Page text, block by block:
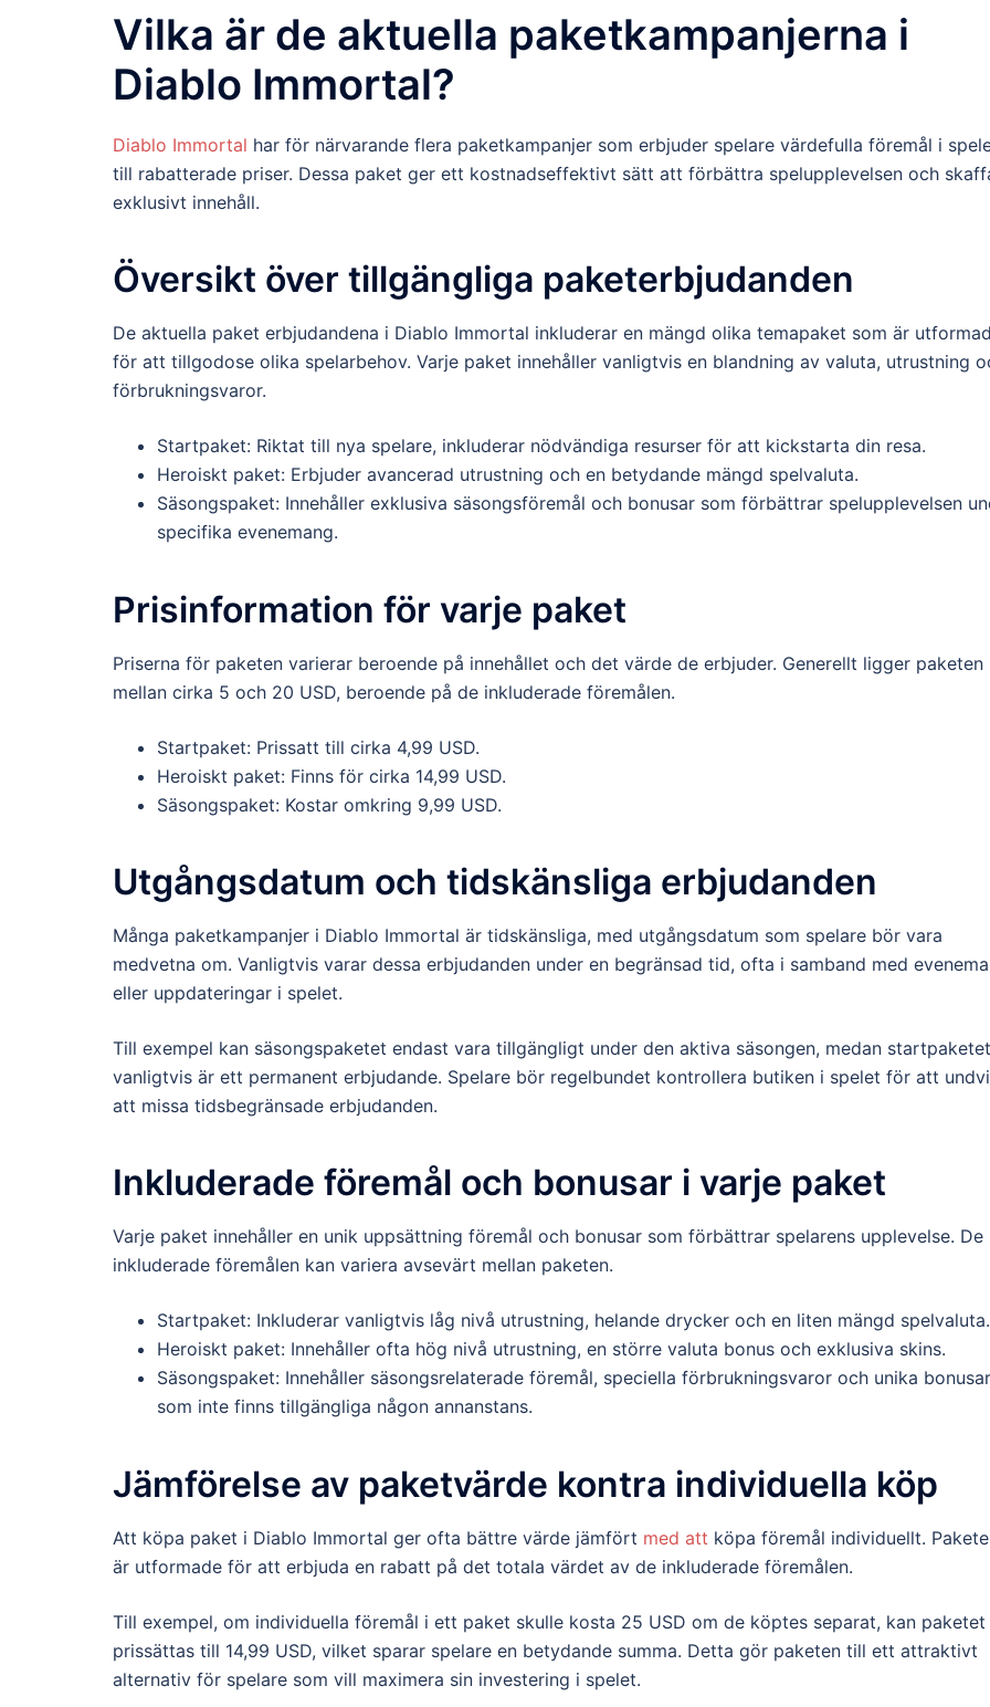
Vilka är de aktuella paketkampanjerna i
Diablo Immortal?
Diablo Immortal har för närvarande flera paketkampanjer som erbjuder spelare värdefulla föremål i
till rabatterade priser. Dessa paket ger ett kostnadseffektivt sätt att förbättra spelupplevelsen och
exklusivt innehåll.
Översikt över tillgängliga paketerbjudanden
De aktuella paket erbjudandena i Diablo Immortal inkluderar en mängd olika temapaket som är
för att tillgodose olika spelarbehov. Varje paket innehåller vanligtvis en blandning av valuta, utrustning
förbrukningsvaror.
Startpaket: Riktat till nya spelare, inkluderar nödvändiga resurser för att kickstarta din resa.
Heroiskt paket: Erbjuder avancerad utrustning och en betydande mängd spelvaluta.
Säsongspaket: Innehåller exklusiva säsongsföremål och bonusar som förbättrar spelupplevelsen
specifika evenemang.
Prisinformation för varje paket
Priserna för paketen varierar beroende på innehållet och det värde de erbjuder. Generellt ligger paketen
mellan cirka 5 och 20 USD, beroende på de inkluderade föremålen.
Startpaket: Prissatt till cirka 4,99 USD.
Heroiskt paket: Finns för cirka 14,99 USD.
Säsongspaket: Kostar omkring 9,99 USD.
Utgångsdatum och tidskänsliga erbjudanden
Många paketkampanjer i Diablo Immortal är tidskänsliga, med utgångsdatum som spelare bör vara
medvetna om. Vanligtvis varar dessa erbjudanden under en begränsad tid, ofta i samband med
eller uppdateringar i spelet.
Till exempel kan säsongspaketet endast vara tillgängligt under den aktiva säsongen, medan startpaketet
vanligtvis är ett permanent erbjudande. Spelare bör regelbundet kontrollera butiken i spelet för att
att missa tidsbegränsade erbjudanden.
Inkluderade föremål och bonusar i varje paket
Varje paket innehåller en unik uppsättning föremål och bonusar som förbättrar spelarens upplevelse. De
inkluderade föremålen kan variera avsevärt mellan paketen.
Startpaket: Inkluderar vanligtvis låg nivå utrustning, helande drycker och en liten mängd spelvaluta.
Heroiskt paket: Innehåller ofta hög nivå utrustning, en större valuta bonus och exklusiva skins.
Säsongspaket: Innehåller säsongsrelaterade föremål, speciella förbrukningsvaror och unika bonusar
som inte finns tillgängliga någon annanstans.
Jämförelse av paketvärde kontra individuella köp
Att köpa paket i Diablo Immortal ger ofta bättre värde jämfört med att köpa föremål individuellt.
är utformade för att erbjuda en rabatt på det totala värdet av de inkluderade föremålen.
Till exempel, om individuella föremål i ett paket skulle kosta 25 USD om de köptes separat, kan paketet
prissättas till 14,99 USD, vilket sparar spelare en betydande summa. Detta gör paketen till ett attraktivt
alternativ för spelare som vill maximera sin investering i spelet.